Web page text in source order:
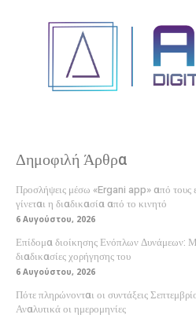
Δημοφιλή Άρθρα
Προσλήψεις μέσω «Ergani app» από τους
γίνεται η διαδικασία από το κινητό
6 Αυγούστου, 2026
Επίδομα διοίκησης Ενόπλων Δυνάμεων:
διαδικασίες χορήγησης του
6 Αυγούστου, 2026
Πότε πληρώνονται οι συντάξεις
Αναλυτικά οι ημερομηνίες